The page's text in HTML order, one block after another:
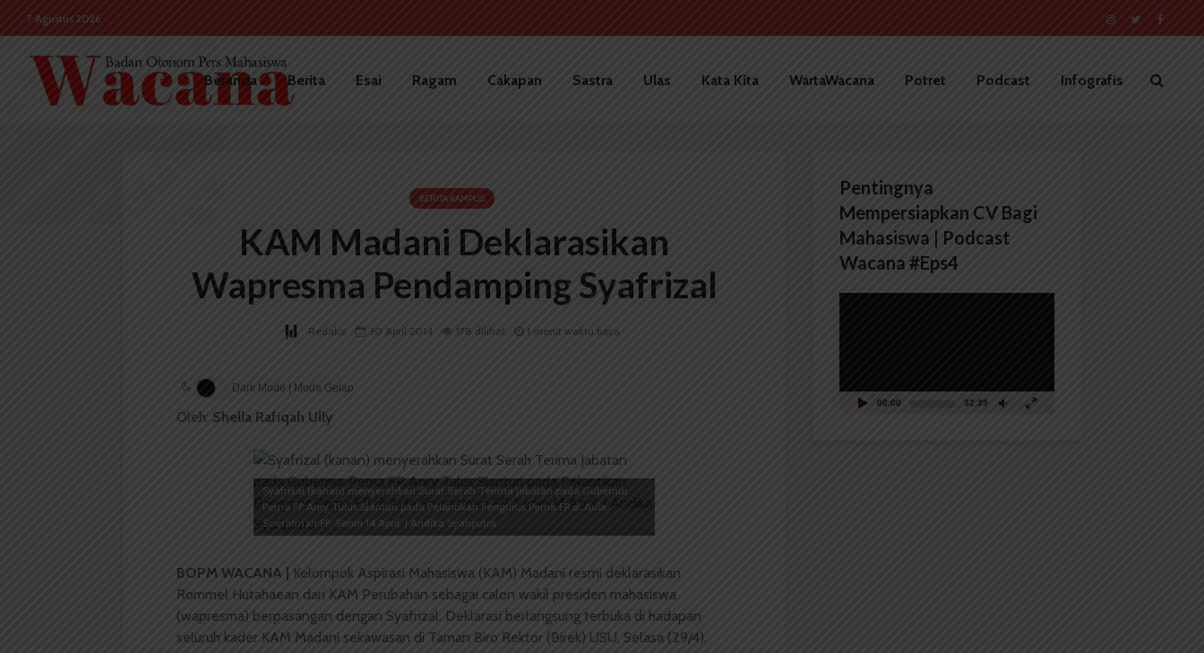
7 Agustus 2026
Beranda Berita Esai Ragam Cakapan Sastra Ulas Kata Kita WartaWacana Potret Podcast Infografis
BERITA KAMPUS
KAM Madani Deklarasikan
Wapresma Pendamping Syafrizal
Redaksi 30 April 2014 178 dilihat 1 menit waktu baca
Dark Mode | Moda Gelap
Oleh: Shella Rafiqah Ully
Syafrizal (kanan) menyerahkan Surat Serah Terima Jabatan pada Gubernur
Pema FP Anry Tulus Sianturi pada Pelantikan Pengurus Pema FP di Aula
Soeratman FP, Senin 14 April. | Andika Syahputra
BOPM WACANA |
Kelompok Aspirasi Mahasiswa (KAM) Madani resmi deklarasikan
Rommel Hutahaean dari KAM Perubahan sebagai calon wakil presiden mahasiswa
(wapresma) berpasangan dengan Syafrizal. Deklarasi berlangsung terbuka di hadapan
seluruh kader KAM Madani sekawasan di Taman Biro Rektor (Birek) USU, Selasa (29/4).
Pentingnya
Mempersiapkan CV Bagi
Mahasiswa | Podcast
Wacana #Eps4
00:00 32:39